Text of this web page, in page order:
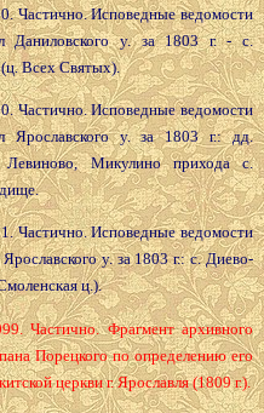
Частично. Исповедные ведомости
Даниловского у. за 1803 г. - с.
Всех Святых).
Частично. Исповедные ведомости
Ярославского у. за 1803 г.: дд.
Левиново, Микулино прихода с.
Частично. Исповедные ведомости
у. за 1803 г.: с. Диево-
ц.).
Частично. Фрагмент архивного
Порецкого по определению его
церкви г. Ярославля (1809 г.).